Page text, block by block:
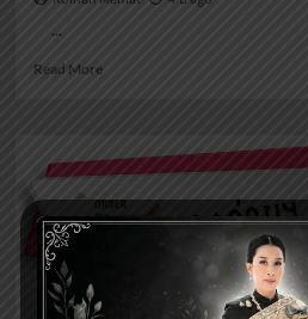
...
Read MoreRead
แสดง
ความ
ยินดี
กับ
มุตตา